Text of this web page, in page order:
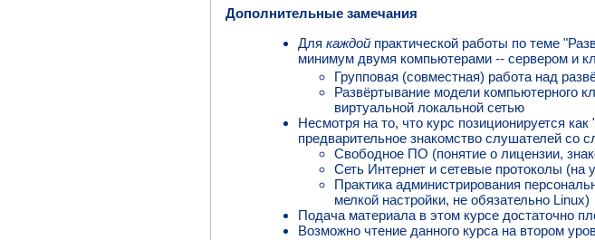
Дополнительные замечания
Для каждойпрактической работы по теме
минимум двумя компьютерами -- сервером и
Групповая (совместная) работа над
Развёртывание модели компьютерного
виртуальной локальной сетью
Несмотря на то, что курс позиционируется
предварительное знакомство слушателей со
Свободное ПО (понятие о лицензии,
Сеть Интернет и сетевые протоколы
Практика администрирования
мелкой настройки, не обязательно Linux)
Подача материала в этом курсе достаточно
Возможно чтение данного курса на втором